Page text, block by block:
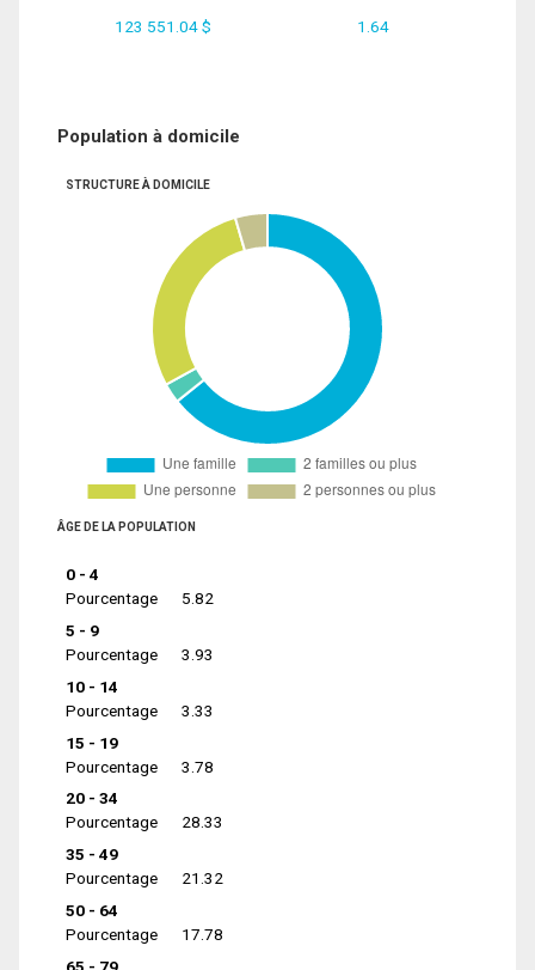
123 551.04 $ 1.64
Population à domicile
STRUCTURE À DOMICILE
ÂGE DE LA POPULATION
0 - 4
Pourcentage
5.82
5 - 9
Pourcentage
3.93
10 - 14
Pourcentage
3.33
15 - 19
Pourcentage
3.78
20 - 34
Pourcentage
28.33
35 - 49
Pourcentage
21.32
50 - 64
Pourcentage
17.78
65 - 79